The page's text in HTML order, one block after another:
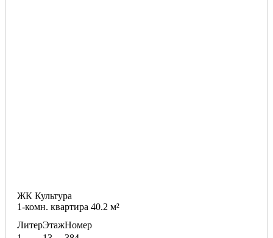
ЖК Культура
1-комн. квартира 40.2 м²
ЛитерЭтажНомер